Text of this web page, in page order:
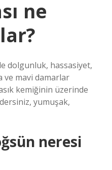
ne
dolgunluk, hassasiyet,
ve mavi damarlar
kemiğinin üzerinde
yumuşak,
neresi